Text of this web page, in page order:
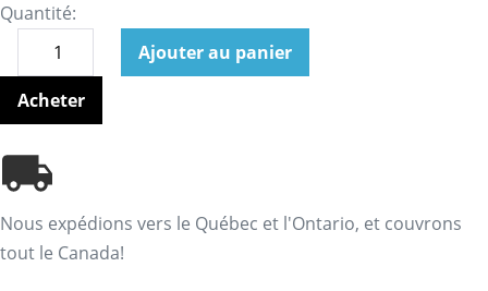
Quantité:
Ajouter au panier
Acheter
Nous expédions vers le Québec et l'Ontario, et couvrons
tout le Canada!